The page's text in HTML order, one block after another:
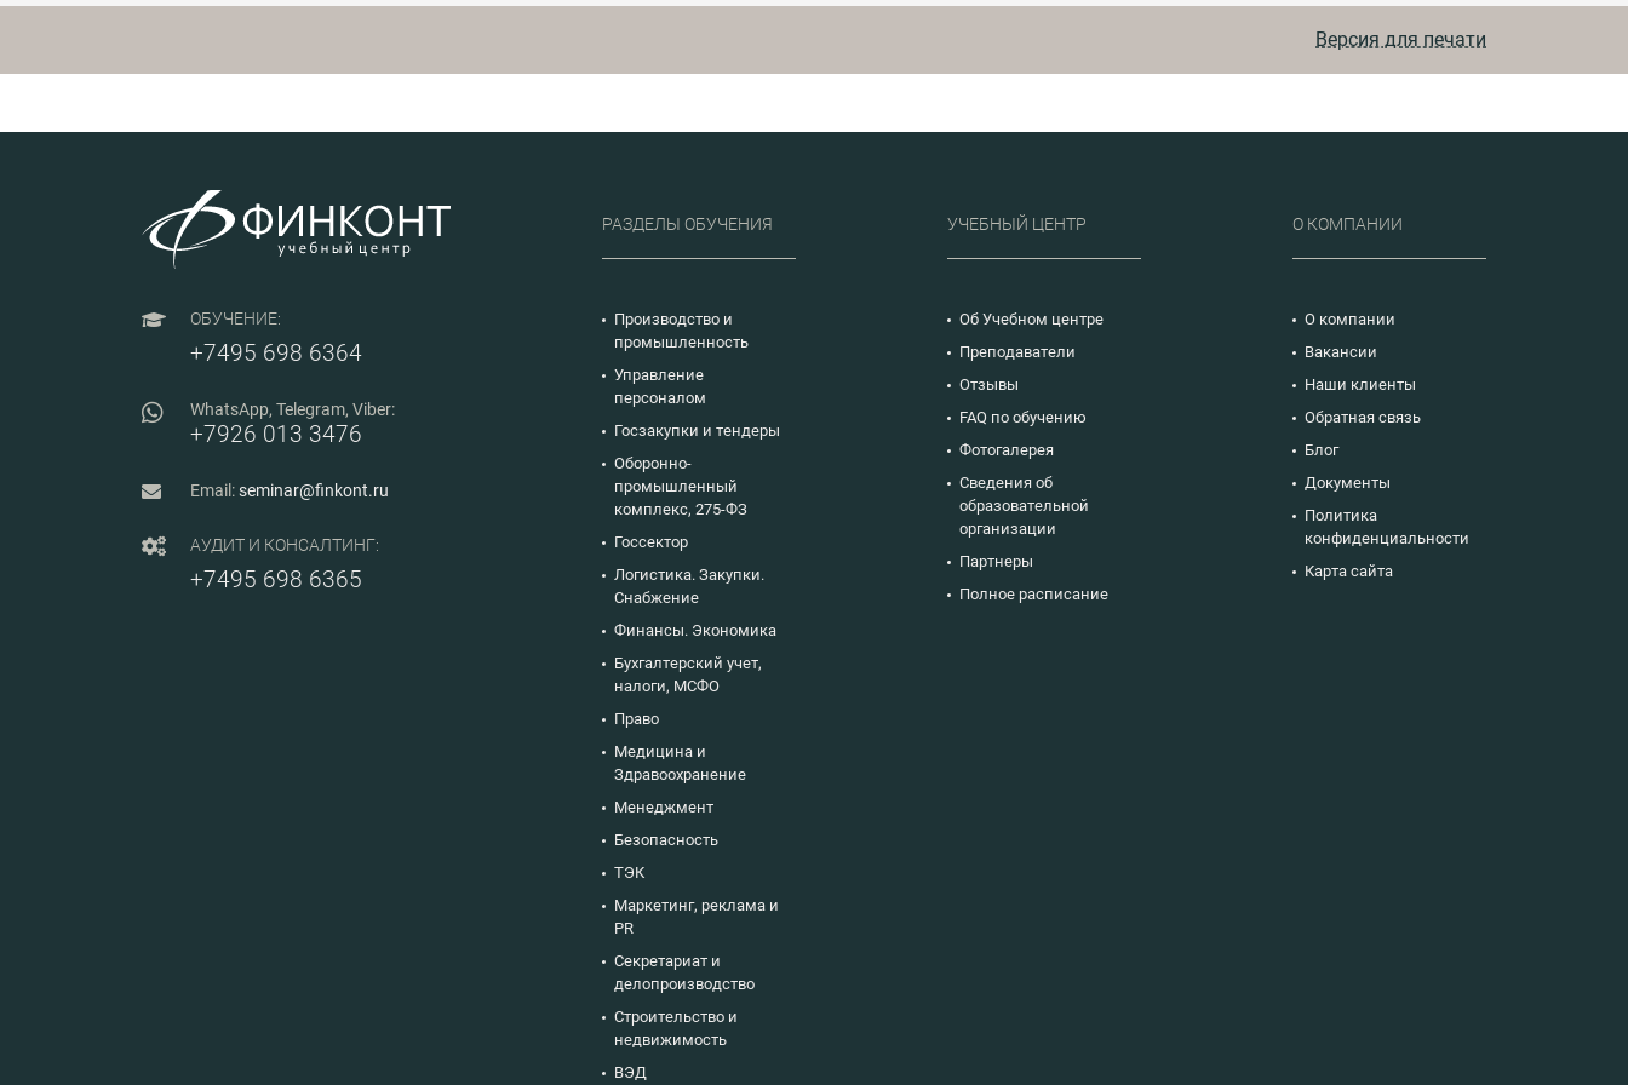
практический
мероприятия по
поддержке, контролю и
коррекции системы
наставничества, а также
наставниками с 1 марта
2025 г.
рекомендации по оценке
Версия для печати
ОБУЧЕНИЕ:
+7495 698 6364
WhatsApp, Telegram, Viber:
+7926 013 3476
Email:seminar@finkont.ru
АУДИТ И КОНСАЛТИНГ:
+7495 698 6365
РАЗДЕЛЫ ОБУЧЕНИЯ
Производство и
промышленность
Управление
персоналом
Госзакупки и тендеры
Оборонно-
промышленный
комплекс, 275-ФЗ
Госсектор
Логистика. Закупки.
Снабжение
Финансы. Экономика
Бухгалтерский учет,
налоги, МСФО
Право
Медицина и
Здравоохранение
Менеджмент
Безопасность
ТЭК
Маркетинг, реклама и
PR
Секретариат и
делопроизводство
Строительство и
недвижимость
ВЭД
УЧЕБНЫЙ ЦЕНТР
Об Учебном центре
Преподаватели
Отзывы
FAQ по обучению
Фотогалерея
Сведения об
образовательной
организации
Партнеры
Полное расписание
О КОМПАНИИ
О компании
Вакансии
Наши клиенты
Обратная связь
Блог
Документы
Политика
конфиденциальности
Карта сайта